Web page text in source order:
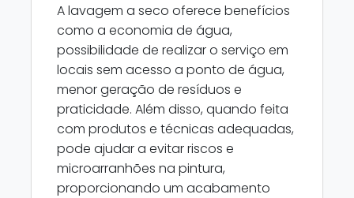
A lavagem a seco oferece benefícios
como a economia de água,
possibilidade de realizar o serviço em
locais sem acesso a ponto de água,
menor geração de resíduos e
praticidade. Além disso, quando feita
com produtos e técnicas adequadas,
pode ajudar a evitar riscos e
microarranhões na pintura,
proporcionando um acabamento